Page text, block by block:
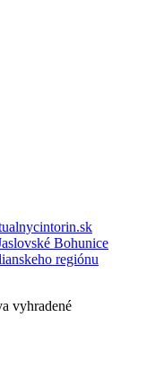
Bohunice
regiónu
vyhradené